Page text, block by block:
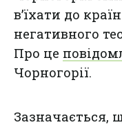
в’їхати до
негативного
Про це
Чорногорії.
Зазначається,